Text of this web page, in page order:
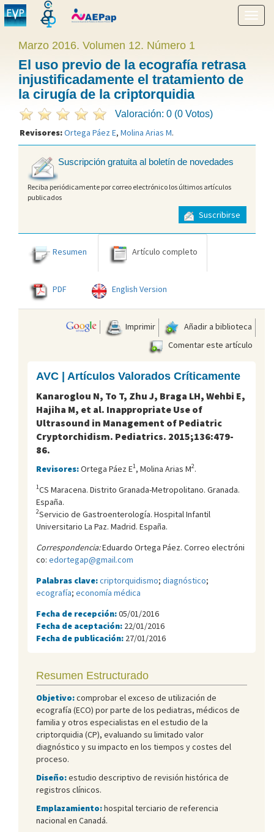
menú
Marzo 2016. Volumen 12. Número 1
El uso previo de la ecografía retrasa
injustificadamente el tratamiento de
la cirugía de la criptorquidia
Valoración: 0 (0 Votos)
Revisores:Ortega Páez E, Molina Arias M.
Suscripción gratuita al boletín de novedades
Reciba periódicamente por correo electrónico los últimos artículos
publicados
Suscribirse
Resumen Artículo completo
PDF English Version
Imprimir
Añadir a biblioteca
Comentar este artículo
AVC | Artículos Valorados Críticamente
Kanaroglou N, To T, Zhu J, Braga LH, Wehbi E,
Hajiha M, et al. Inappropriate Use of
Ultrasound in Management of Pediatric
Cryptorchidism. Pediatrics. 2015;136:479-
86.
Revisores:Ortega Páez E1, Molina Arias M2.
1CS Maracena. Distrito Granada-Metropolitano. Granada.
España.
2Servicio de Gastroenterología. Hospital Infantil
Universitario La Paz. Madrid. España.
Correspondencia:Eduardo Ortega Páez. Correo electróni
co: edortegap@gmail.com
Palabras clave:criptorquidismo; diagnóstico;
ecografía; economía médica
Fecha de recepción:05/01/2016
Fecha de aceptación: 22/01/2016
Fecha de publicación: 27/01/2016
Resumen Estructurado
Objetivo:comprobar el exceso de utilización de
ecografía (ECO) por parte de los pediatras, médicos de
familia y otros especialistas en el estudio de la
criptorquidia (CP), evaluando su limitado valor
diagnóstico y su impacto en los tiempos y costes del
proceso.
Diseño:estudio descriptivo de revisión histórica de
registros clínicos.
Emplazamiento:hospital terciario de referencia
nacional en Canadá.